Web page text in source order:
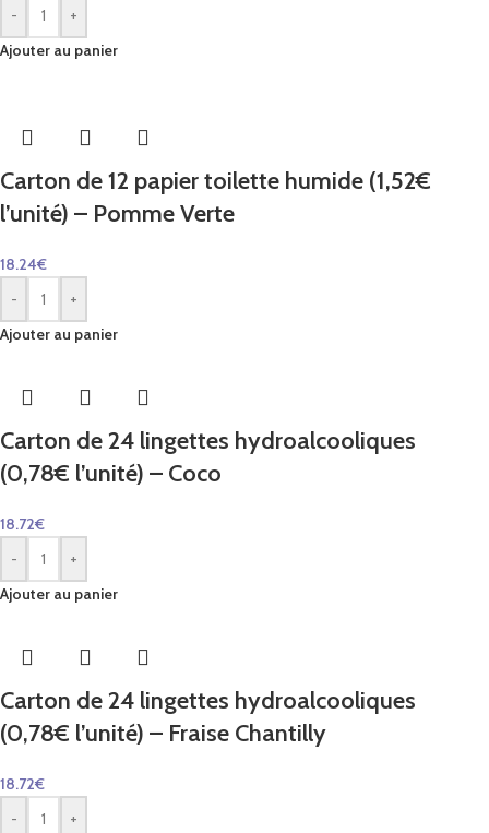
-
+
Ajouter au panier
Carton de 12 papier toilette humide (1,52€
l’unité) – Pomme Verte
18.24€
-
+
Ajouter au panier
Carton de 24 lingettes hydroalcooliques
(0,78€ l’unité) – Coco
18.72€
-
+
Ajouter au panier
Carton de 24 lingettes hydroalcooliques
(0,78€ l’unité) – Fraise Chantilly
18.72€
-
+